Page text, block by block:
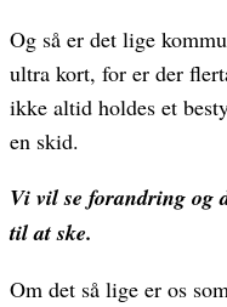
Og så er det lige
ultra kort, for er der
ikke altid holdes et
en skid.
Vi vil se forandring og
til at ske.
Om det så lige er os